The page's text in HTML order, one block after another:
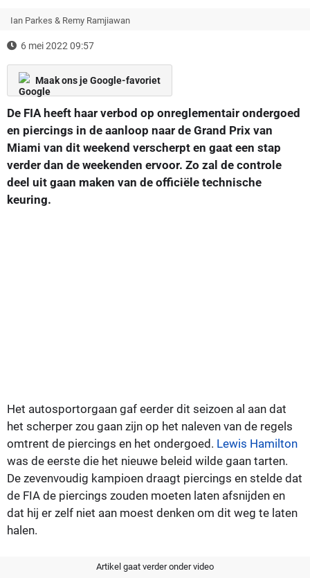
Ian Parkes & Remy Ramjiawan
6 mei 2022 09:57
Maak ons je Google-favoriet
De FIA heeft haar verbod op onreglementair ondergoed
en piercings in de aanloop naar de Grand Prix van
Miami van dit weekend verscherpt en gaat een stap
verder dan de weekenden ervoor. Zo zal de controle
deel uit gaan maken van de officiële technische
keuring.
Het autosportorgaan gaf eerder dit seizoen al aan dat
het scherper zou gaan zijn op het naleven van de regels
omtrent de piercings en het ondergoed. Lewis Hamilton
was de eerste die het nieuwe beleid wilde gaan tarten.
De zevenvoudig kampioen draagt piercings en stelde dat
de FIA de piercings zouden moeten laten afsnijden en
dat hij er zelf niet aan moest denken om dit weg te laten
halen.
Artikel gaat verder onder video